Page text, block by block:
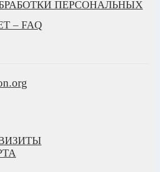
ПЕРСОНАЛЬНЫХ
– FAQ